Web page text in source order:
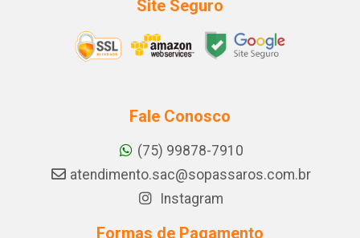
Site Seguro
Fale Conosco
(75) 99878-7910
atendimento.sac@sopassaros.com.br
Instagram
Formas de Pagamento